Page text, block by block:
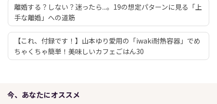
離婚する？しない？迷ったら...。19の想定パターンに見る「上
手な離婚」への道筋
【これ、付録です！】山本ゆり愛用の「iwaki耐熱容器」でめ
ちゃくちゃ簡単！美味しいカフェごはん30
今、あなたにオススメ